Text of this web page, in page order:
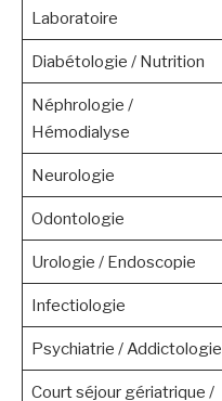
Laboratoire
Diabétologie / Nutrition
Néphrologie /
Hémodialyse
Neurologie
Odontologie
Urologie / Endoscopie
Infectiologie
Psychiatrie / Addictologie
Court séjour gériatrique /